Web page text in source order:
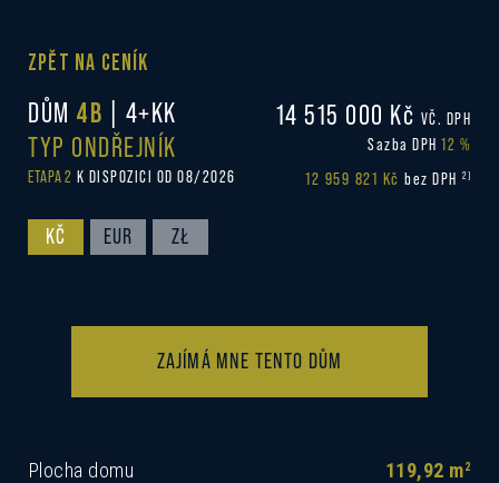
ZPĚT NA CENÍK
DŮM 4B | 4+KK
TYP ONDŘEJNÍK
ETAPA 2 K DISPOZICI OD 08/2026
14 515 000 Kč VČ. DPH
Sazba DPH 12 %
12 959 821 Kč bez DPH 2)
KČ EUR ZŁ
Plocha domu 119,92 m2
ZAJÍMÁ MNE TENTO DŮM